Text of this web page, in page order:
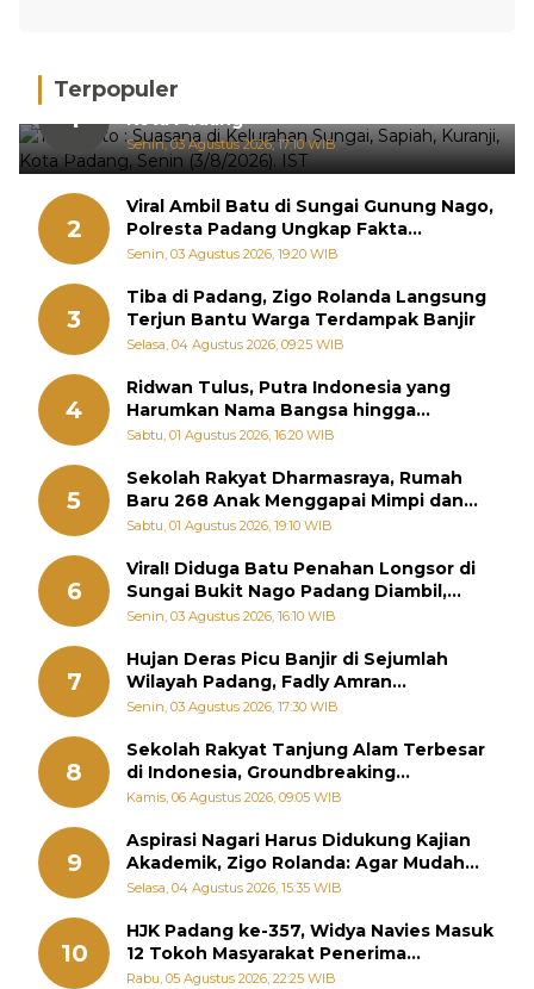
Terpopuler
1
Hujan Deras, 15 Titik Banjir Terdeteksi di
Kota Padang
Senin, 03 Agustus 2026, 17:10 WIB
2
Viral Ambil Batu di Sungai Gunung Nago,
Polresta Padang Ungkap Fakta
Sebenarnya
Senin, 03 Agustus 2026, 19:20 WIB
3
Tiba di Padang, Zigo Rolanda Langsung
Terjun Bantu Warga Terdampak Banjir
Selasa, 04 Agustus 2026, 09:25 WIB
4
Ridwan Tulus, Putra Indonesia yang
Harumkan Nama Bangsa hingga
Diabadikan dalam Buku Jepang
Sabtu, 01 Agustus 2026, 16:20 WIB
5
Sekolah Rakyat Dharmasraya, Rumah
Baru 268 Anak Menggapai Mimpi dan
Memutus Rantai Kemiskinan
Sabtu, 01 Agustus 2026, 19:10 WIB
6
Viral! Diduga Batu Penahan Longsor di
Sungai Bukit Nago Padang Diambil,
Warga Khawatir Bencana Terulang
Senin, 03 Agustus 2026, 16:10 WIB
7
Hujan Deras Picu Banjir di Sejumlah
Wilayah Padang, Fadly Amran
Perintahkan OPD Siaga
Senin, 03 Agustus 2026, 17:30 WIB
8
Sekolah Rakyat Tanjung Alam Terbesar
di Indonesia, Groundbreaking
September
Kamis, 06 Agustus 2026, 09:05 WIB
9
Aspirasi Nagari Harus Didukung Kajian
Akademik, Zigo Rolanda: Agar Mudah
Diperjuangkan di Kementerian
Selasa, 04 Agustus 2026, 15:35 WIB
10
HJK Padang ke-357, Widya Navies Masuk
12 Tokoh Masyarakat Penerima
Penghargaan Pemko Padang
Rabu, 05 Agustus 2026, 22:25 WIB